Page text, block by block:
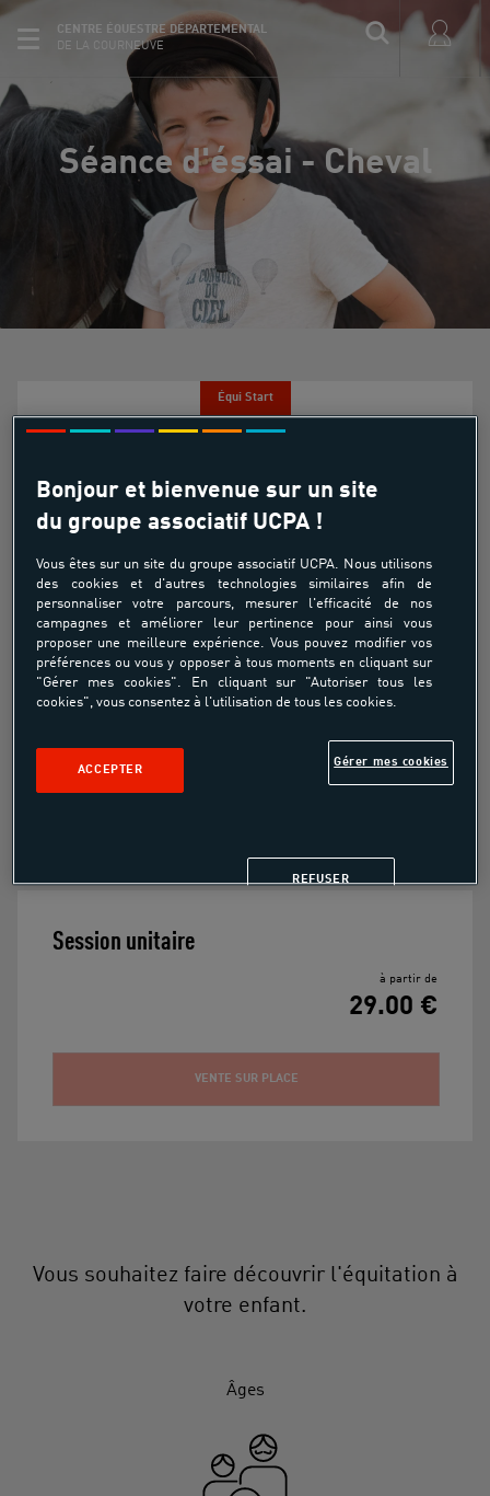
CENTRE ÉQUESTRE DÉPARTEMENTAL
DE LA COURNEUVE
Séance d'éssai - Cheval
Équi Start
À partir de
29.00€
Pour découvrir l'équitation
Pour créer une relation avec l'équidé
Session unitaire
à partir de
29.00 €
VENTE SUR PLACE
Vous souhaitez faire découvrir l'équitation à
votre enfant.
Âges
Bonjour et bienvenue sur un site
du groupe associatif UCPA !
Vous êtes sur un site du groupe associatif UCPA. Nous utilisons
des cookies et d'autres technologies similaires afin de
personnaliser votre parcours, mesurer l'efficacité de nos
campagnes et améliorer leur pertinence pour ainsi vous
proposer une meilleure expérience. Vous pouvez modifier vos
préférences ou vous y opposer à tous moments en cliquant sur
"Gérer mes cookies". En cliquant sur "Autoriser tous les
cookies", vous consentez à l'utilisation de tous les cookies.
Gérer mes cookies
REFUSER
ACCEPTER